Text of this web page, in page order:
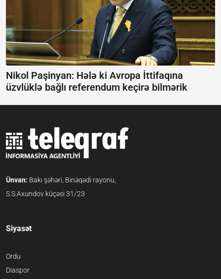
Nikol Paşinyan: Hələ ki Avropa İttifaqına
üzvlüklə bağlı referendum keçirə bilmərik
Ünvan: Bakı şəhəri, Binəqədi rayonu,
S.S.Axundov küçəsi 31/23
Siyasət
Ordu
Diaspor